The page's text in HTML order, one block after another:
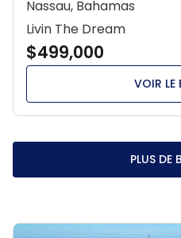
Nassau, Bahamas
Livin The Dream
$499,000
VOIR LE
PLUS DE